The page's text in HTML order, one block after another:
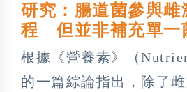
研究：腸道菌參與雌
程 但並非補充單一
根據《營養素》（
的一篇綜論指出，除了